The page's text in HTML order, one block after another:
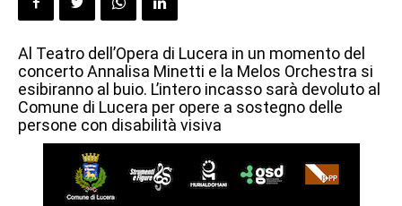
Al Teatro dell’Opera di Lucera in un momento del
concerto Annalisa Minetti e la Melos Orchestra si
esibiranno al buio. L’intero incasso sarà devoluto al
Comune di Lucera per opere a sostegno delle
persone con disabilità visiva